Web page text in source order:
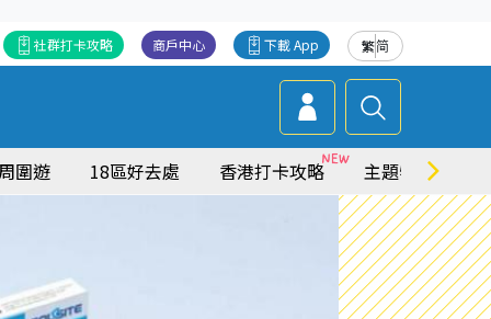
繁简
下載 App
商戶中心
社群打卡攻略
圍遊 18區好去處 香港打卡攻略 主題特集